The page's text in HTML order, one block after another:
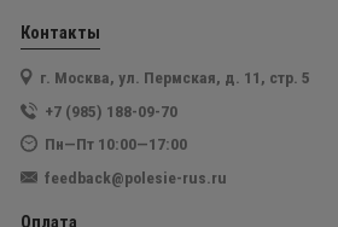
Контакты
г. Москва, ул. Пермская, д. 11, стр. 5
+7 (985) 188-09-70
Пн—Пт 10:00—17:00
feedback@polesie-rus.ru
Оплата